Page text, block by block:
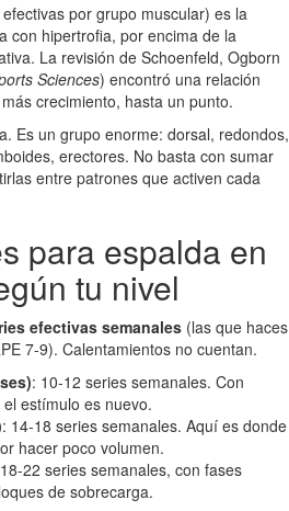
por grupo muscular) es la
con hipertrofia, por encima de la
La revisión de Schoenfeld, Ogborn
Sciences) encontró una relación
crecimiento, hasta un punto.
Es un grupo enorme: dorsal, redondos,
erectores. No basta con sumar
entre patrones que activen cada
para espalda en
tu nivel
efectivas semanales (las que haces
7-9). Calentamientos no cuentan.
: 10-12 series semanales. Con
estímulo es nuevo.
: 14-18 series semanales. Aquí es donde
hacer poco volumen.
22 series semanales, con fases
de sobrecarga.